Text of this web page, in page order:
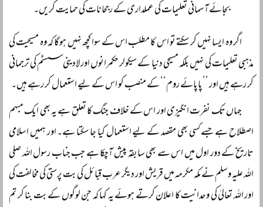
بجائے آسمانی تعلیمات کی عملداری کے رجحانات کی حمایت کریں۔
اگر وہ ایسا نہیں کر سکتے تو اس کا مطلب اس کے سوا کچھ نہیں ہوگا کہ وہ مسیحیت کی
مذہبی تعلیمات کی نہیں بلکہ مسیحی دنیا کے سیکولر حکمرانوں اور لادینی سسٹم کی ترجمانی
کر رہے ہیں اور ’’پاپائے روم‘‘ کے منصب کو اس کے لیے استعمال کر رہے ہیں۔
جہاں تک نفرت انگیزی اور اس کے خلاف جنگ کا تعلق ہے یہ بھی ایک مبہم
اصطلاح ہے جسے کسی بھی مقصد کے لیے استعمال کیا جا سکتا ہے۔ اور ہمیں اسلامی
تاریخ کے دور اول میں اس سے بھی سابقہ پیش آچکا ہے جب جناب رسول اللہ صلی
اللہ علیہ وسلم نے مکہ مکرمہ میں قریش اور دیگر عرب قبائل کی بت پرستی کی مخالفت کی
اور اللہ تعالیٰ کی وحدانیت کا اعلان کرتے ہوئے یہ کہا کہ جن لوگوں کے بت بنا کر تم